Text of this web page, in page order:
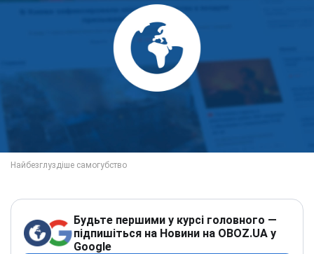
Будьте першими у курсі головного —
підпишіться на Новини на OBOZ.UA у
Google